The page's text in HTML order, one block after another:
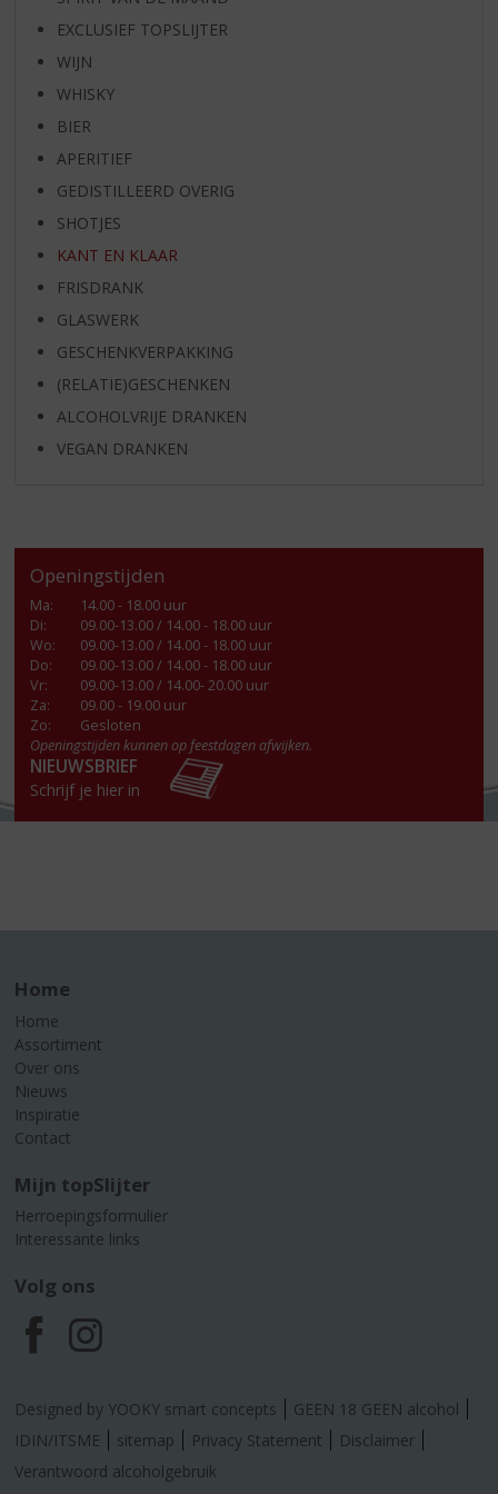
EXCLUSIEF TOPSLIJTER
WIJN
WHISKY
BIER
APERITIEF
GEDISTILLEERD OVERIG
SHOTJES
KANT EN KLAAR
FRISDRANK
GLASWERK
GESCHENKVERPAKKING
(RELATIE)GESCHENKEN
ALCOHOLVRIJE DRANKEN
VEGAN DRANKEN
Openingstijden
Ma:
14.00 - 18.00 uur
Di:
09.00-13.00 / 14.00 - 18.00 uur
Wo:
09.00-13.00 / 14.00 - 18.00 uur
Do:
09.00-13.00 / 14.00 - 18.00 uur
Vr:
09.00-13.00 / 14.00- 20.00 uur
Za:
09.00 - 19.00 uur
Zo:
Gesloten
Openingstijden kunnen op feestdagen afwijken.
NIEUWSBRIEF
Schrijf je hier in
Home
Home
Assortiment
Over ons
Nieuws
Inspiratie
Contact
Mijn topSlijter
Herroepingsformulier
Interessante links
Volg ons
F
a
c
I
n
s
Designed by YOOKY smart concepts
GEEN 18 GEEN alcohol
IDIN/ITSME
sitemap Privacy Statement
Disclaimer
Verantwoord alcoholgebruik